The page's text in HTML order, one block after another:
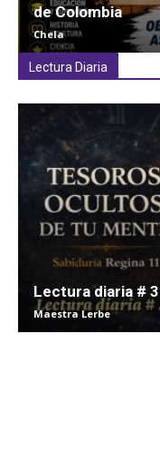
de Colombia
Chela
Lectura Diaria
Lectura diaria #
Maestra Lerbe